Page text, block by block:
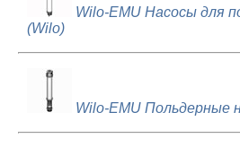
Wilo-EMU Насосы для
(Wilo)
Wilo-EMU Польдерные